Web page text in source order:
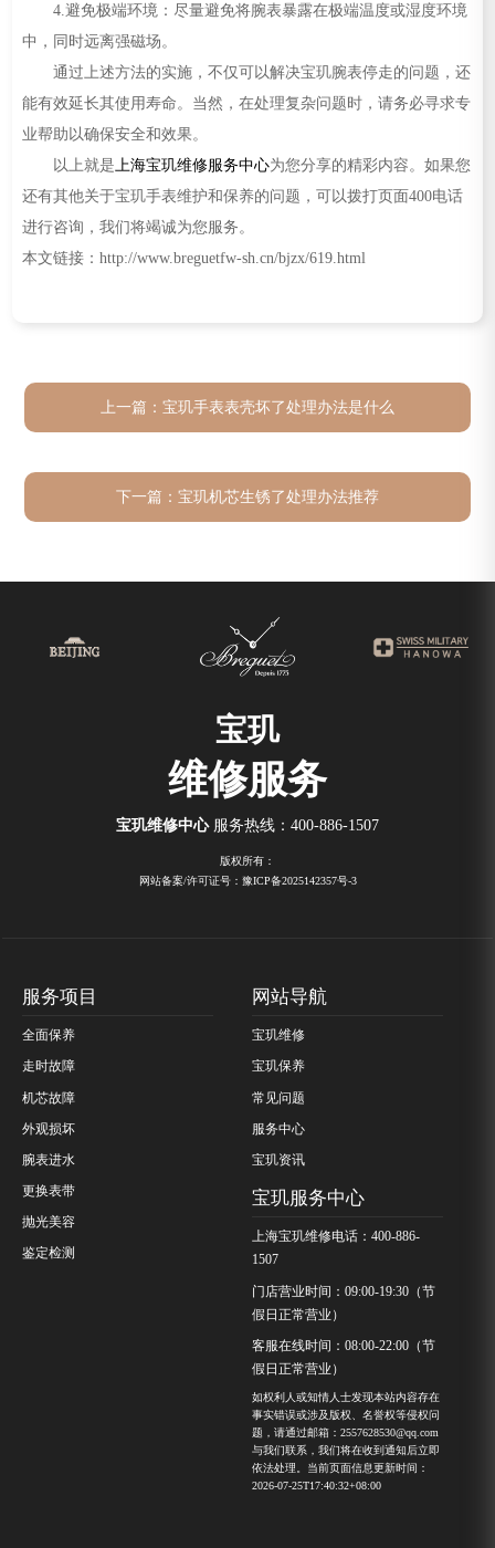
4.避免极端环境：尽量避免将腕表暴露在极端温度或湿度环境
中，同时远离强磁场。
通过上述方法的实施，不仅可以解决宝玑腕表停走的问题，还
能有效延长其使用寿命。当然，在处理复杂问题时，请务必寻求专
业帮助以确保安全和效果。
以上就是 上海宝玑维修服务中心为您分享的精彩内容。如果您
还有其他关于宝玑手表维护和保养的问题，可以拨打页面400电话
进行咨询，我们将竭诚为您服务。
本文链接：http://www.breguetfw-sh.cn/bjzx/619.html
上一篇： 宝玑手表表壳坏了处理办法是什么
下一篇： 宝玑机芯生锈了处理办法推荐
宝玑
维修服务
宝玑维修中心 服务热线： 400-886-1507
版权所有：
网站备案/许可证号：豫ICP备2025142357号-3
服务项目
全面保养
走时故障
机芯故障
外观损坏
腕表进水
更换表带
抛光美容
鉴定检测
网站导航
宝玑维修
宝玑保养
常见问题
服务中心
宝玑资讯
宝玑服务中心
上海宝玑维修电话：400-886-
1507
门店营业时间：09:00-19:30（节
假日正常营业）
客服在线时间：08:00-22:00（节
假日正常营业）
如权利人或知情人士发现本站内容存在
事实错误或涉及版权、名誉权等侵权问
题，请通过邮箱：2557628530@qq.com
与我们联系，我们将在收到通知后立即
依法处理。当前页面信息更新时间：
2026-07-25T17:40:32+08:00